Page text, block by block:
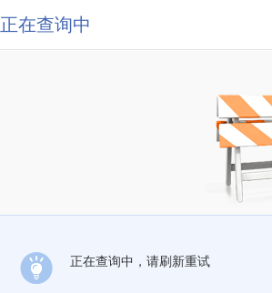
正在查询中
正在查询中，请刷新重试